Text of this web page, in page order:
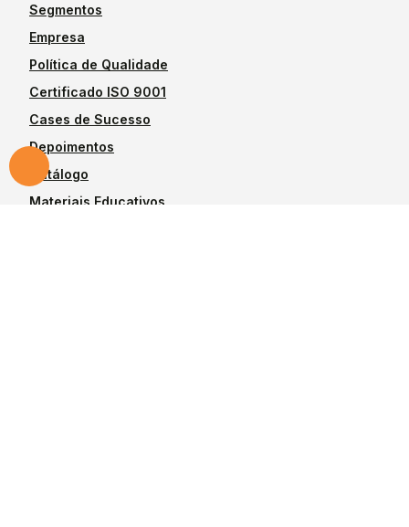
Segmentos
Empresa
Política de Qualidade
Certificado ISO 9001
Cases de Sucesso
Depoimentos
Catálogo
Materiais Educativos